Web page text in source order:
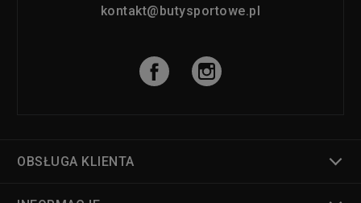
kontakt@butysportowe.pl
OBSŁUGA KLIENTA